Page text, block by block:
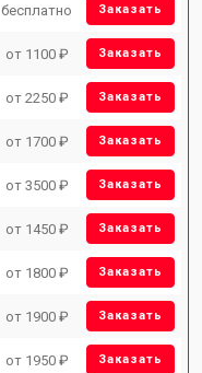
бесплатно Заказать
от 1100 ₽ Заказать
от 2250 ₽ Заказать
от 1700 ₽ Заказать
от 3500 ₽ Заказать
от 1450 ₽ Заказать
от 1800 ₽ Заказать
от 1900 ₽ Заказать
от 1950 ₽ Заказать